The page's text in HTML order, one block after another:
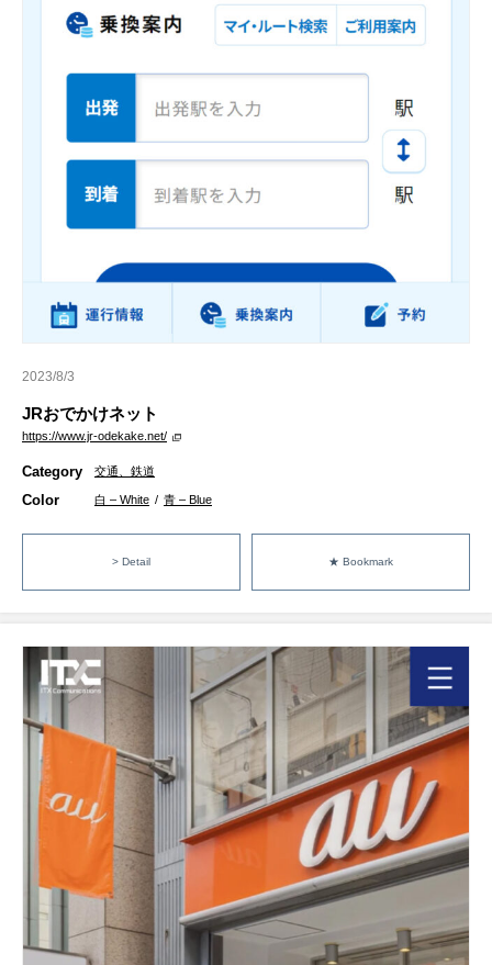
2023/8/3
JRおでかけネット
https://www.jr-odekake.net/
Category 交通、鉄道
Color 白 – White / 青 – Blue
> Detail ★ Bookmark